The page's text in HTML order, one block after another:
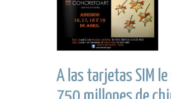
A las tarjetas SIM